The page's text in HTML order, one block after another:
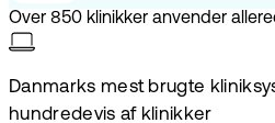
Over 850 klinikker anvender
Danmarks mest brugte
hundredevis af klinikker